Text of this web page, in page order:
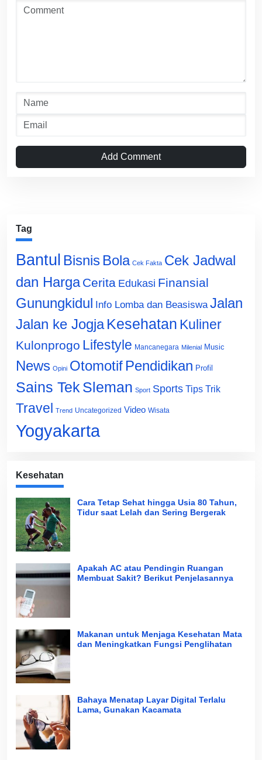
Add Comment
Tag
Bantul Bisnis Bola Cek Fakta Cek Jadwal
dan Harga Cerita Edukasi Finansial
Gunungkidul Info Lomba dan Beasiswa Jalan
Jalan ke Jogja Kesehatan Kuliner
Kulonprogo Lifestyle Mancanegara Milenial Music
News Opini Otomotif Pendidikan Profil
Sains Tek Sleman Sport Sports Tips Trik
Travel Trend Uncategorized Video Wisata
Yogyakarta
Kesehatan
Cara Tetap Sehat hingga Usia 80 Tahun,
Tidur saat Lelah dan Sering Bergerak
Apakah AC atau Pendingin Ruangan
Membuat Sakit? Berikut Penjelasannya
Makanan untuk Menjaga Kesehatan Mata
dan Meningkatkan Fungsi Penglihatan
Bahaya Menatap Layar Digital Terlalu
Lama, Gunakan Kacamata